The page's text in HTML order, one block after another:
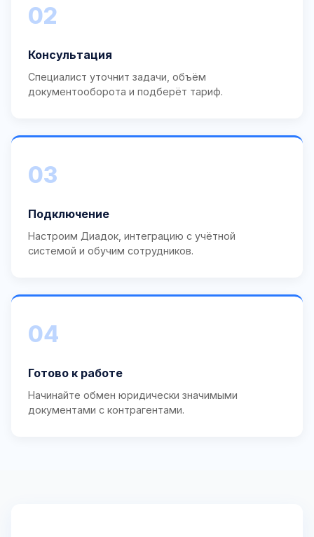
02
Консультация
Специалист уточнит задачи, объём
документооборота и подберёт тариф.
03
Подключение
Настроим Диадок, интеграцию с учётной
системой и обучим сотрудников.
04
Готово к работе
Начинайте обмен юридически значимыми
документами с контрагентами.